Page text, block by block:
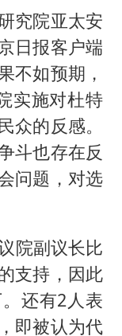
究院亚太安
日报客户端
不如预期，
实施对杜特
众的反感。
斗也存在反
问题，对选
院副议长比
支持，因此
还有2人表
即被认为代